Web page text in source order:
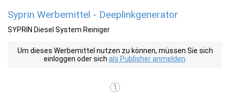
Syprin Werbemittel - Deeplinkgenerator
SYPRIN Diesel System Reiniger
Um dieses Werbemittel nutzen zu können, müssen Sie sich
einloggen oder sich als Publisher anmelden
1